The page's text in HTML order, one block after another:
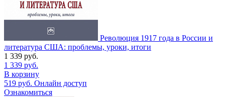
Революция 1917 года в России и
литература США: проблемы, уроки, итоги
1 339 руб.
1 339 руб.
В корзину
519 руб. Онлайн доступ
Ознакомиться